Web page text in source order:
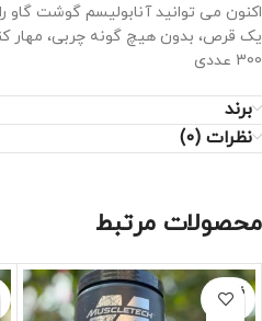
اکنون می توانید آنابولیسم گوشت
یک قرص، بدون هیچ گونه چربی، مهار
300 عددی
برند
نظرات (0)
محصولات مرتبط
فروخته
شده